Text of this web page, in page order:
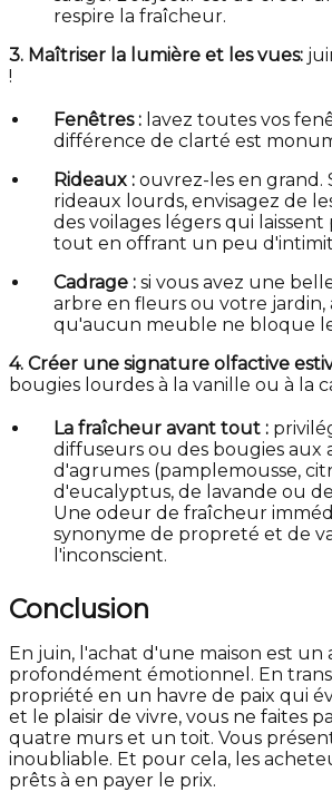
respire la fraîcheur.
3. Maîtriser la lumière et les vues:
!
Fenêtres : lavez toutes vos
différence de clarté est
Rideaux : ouvrez-les en grand.
rideaux lourds, envisagez de
des voilages légers qui laissent
tout en offrant un peu
Cadrage : si vous avez une
arbre en fleurs ou votre jardin,
qu'aucun meuble ne bloque
4. Créer une signature olfactive
bougies lourdes à la vanille ou à la
La fraîcheur avant tout :
diffuseurs ou des bougies aux
d'agrumes (pamplemousse,
d'eucalyptus, de lavande ou
Une odeur de fraîcheur
synonyme de propreté et de
l'inconscient.
Conclusion
En juin, l'achat d'une maison est un
profondément émotionnel. En
propriété en un havre de paix qui
et le plaisir de vivre, vous ne faites
quatre murs et un toit. Vous
inoubliable. Et pour cela, les
prêts à en payer le prix.